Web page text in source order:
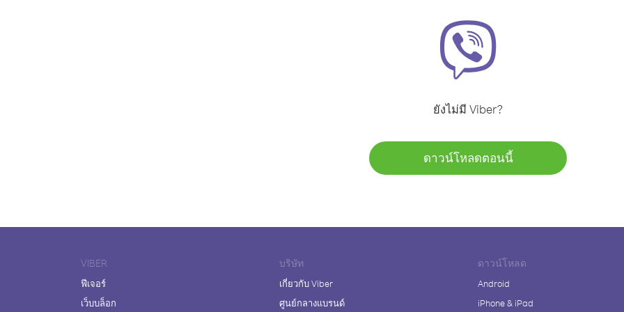
ยังไม่มี Viber?
ดาวน์โหลดตอนนี้
VIBER
ฟีเจอร์
เว็บบล็อก
บริษัท
เกี่ยวกับ Viber
ศูนย์กลางแบรนด์
ดาวน์โหลด
Android
iPhone & iPad